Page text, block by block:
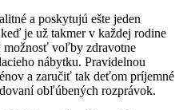
a poskytujú ešte jeden
je už takmer v každej rodine
možnosť voľby zdravotne
nábytku. Pravidelnou
a zaručiť tak deťom príjemné
obľúbených rozprávok.